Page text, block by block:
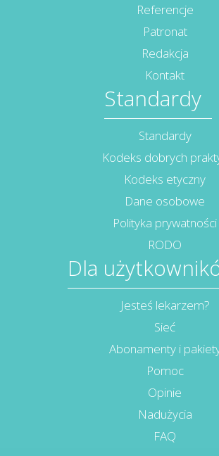
Referencje
Patronat
Redakcja
Kontakt
Standardy
Standardy
Kodeks dobrych
Kodeks etyczny
Dane osobowe
Polityka prywatności
RODO
Dla
Jesteś lekarzem?
Sieć
Abonamenty i
Pomoc
Opinie
Nadużycia
FAQ